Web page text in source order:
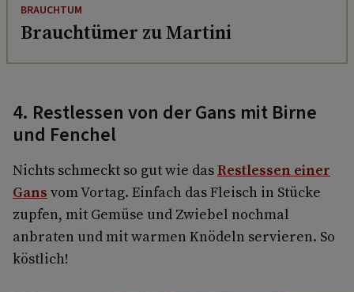
BRAUCHTUM
Brauchtümer zu Martini
4. Restlessen von der Gans mit Birne
und Fenchel
Nichts schmeckt so gut wie dasRestlessen einer
Gans vom Vortag. Einfach das Fleisch in Stücke
zupfen, mit Gemüse und Zwiebel nochmal
anbraten und mit warmen Knödeln servieren. So
köstlich!